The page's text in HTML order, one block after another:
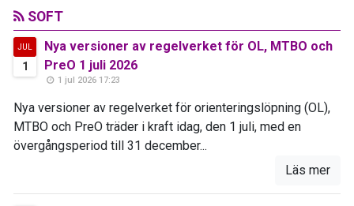
SOFT
JUL
1
Nya versioner av regelverket för OL, MTBO och
PreO 1 juli 2026
1 jul 2026 17:23
Nya versioner av regelverket för orienteringslöpning (OL),
MTBO och PreO träder i kraft idag, den 1 juli, med en
övergångsperiod till 31 december...
Läs mer